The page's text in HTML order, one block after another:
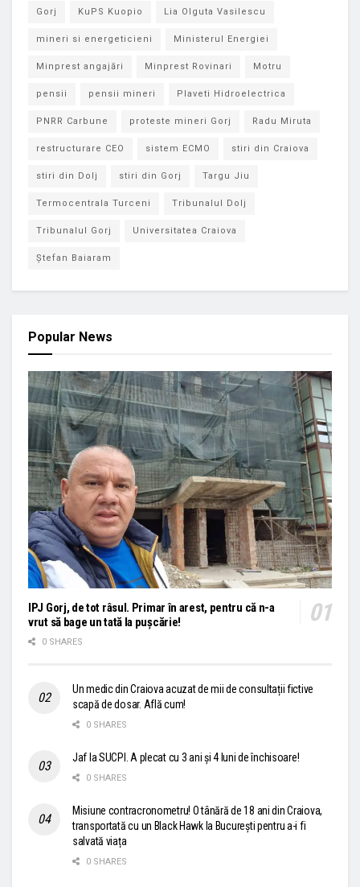
Gorj KuPS Kuopio Lia Olguta Vasilescu
mineri si energeticieni Ministerul Energiei
Minprest angajări Minprest Rovinari Motru
pensii pensii mineri Plaveti Hidroelectrica
PNRR Carbune proteste mineri Gorj Radu Miruta
restructurare CEO sistem ECMO stiri din Craiova
stiri din Dolj stiri din Gorj Targu Jiu
Termocentrala Turceni Tribunalul Dolj
Tribunalul Gorj Universitatea Craiova
Ștefan Baiaram
Popular News
IPJ Gorj, de tot râsul. Primar în arest, pentru că n-a
vrut să bage un tată la pușcărie!
0 SHARES
Un medic din Craiova acuzat de mii de consultații fictive
scapă de dosar. Află cum!
0 SHARES
Jaf la SUCPI. A plecat cu 3 ani și 4 luni de închisoare!
0 SHARES
Misiune contracronometru! O tânără de 18 ani din Craiova,
transportată cu un Black Hawk la București pentru a-i fi
salvată viața
0 SHARES